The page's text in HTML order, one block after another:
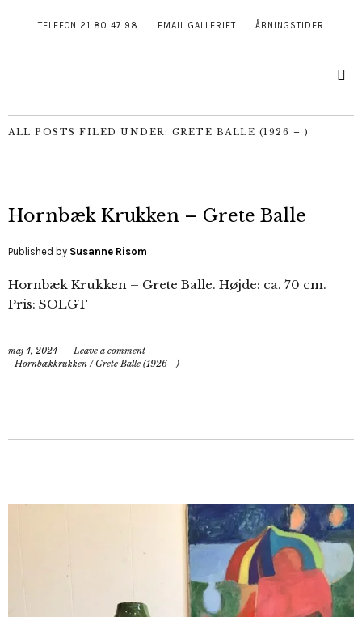
TELEFON 21 80 47 98 EMAIL GALLERIET ÅBNINGSTIDER
ALL POSTS FILED UNDER: GRETE BALLE (1926 – )
Hornbæk Krukken – Grete Balle
Published by Susanne Risom
Hornbæk Krukken – Grete Balle. Højde: ca. 70 cm.
Pris: SOLGT
maj 4, 2024
Leave a comment
- Hornbækkrukken /Grete Balle (1926 - )